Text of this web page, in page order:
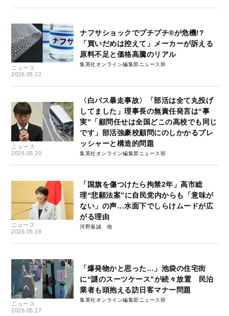
ニュース
2026.05.22
ナフサショックでプチプチ®が危機!?
「買いだめは控えて」メーカーが訴える
原料不足と価格高騰のリアル
集英社オンライン編集部ニュース班
ニュース
2026.05.20
〈白バス暴走事故〉「部活は全て丸投げ
してました」理事長の無責任発言は“事
実”「顧問任せは全国どこの高校でも同じ
です」部活強豪校顧問にのしかかるプレ
ッシャーと構造的問題
集英社オンライン編集部ニュース班
ニュース
2026.05.18
「国旗を傷つけたら拘禁2年」高市総
理“悲願法案”に自民党内からも「意味が
ない」の声…水面下でしらけムードが広
がる理由
河野嘉誠
ニュース
2026.05.17
「爆発物かと思った…」池袋の住宅街
に“謎のスーツケース”が続々放置 民泊
業者も頭抱える訪日客マナー問題
集英社オンライン編集部ニュース班